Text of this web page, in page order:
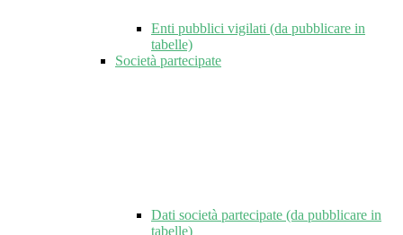
Enti pubblici vigilati (da pubblicare in
tabelle)
Società partecipate
Dati società partecipate (da pubblicare in
tabelle)